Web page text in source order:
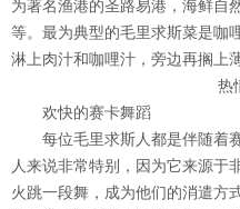
为著名渔港的圣路易港，海鲜自
等。最为典型的毛里求斯菜是咖
淋上肉汁和咖哩汁，旁边再搁上
热
欢快的赛卡舞蹈
每位毛里求斯人都是伴随着
人来说非常特别，因为它来源于
火跳一段舞，成为他们的消遣方